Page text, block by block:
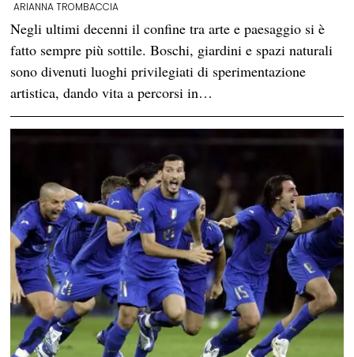
ARIANNA TROMBACCIA
Negli ultimi decenni il confine tra arte e paesaggio si è
fatto sempre più sottile. Boschi, giardini e spazi naturali
sono divenuti luoghi privilegiati di sperimentazione
artistica, dando vita a percorsi in…